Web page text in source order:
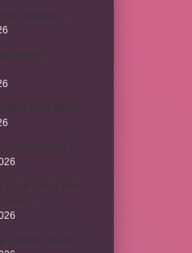
nasıl
nasıl yazılır ?
kullanılabilir limit